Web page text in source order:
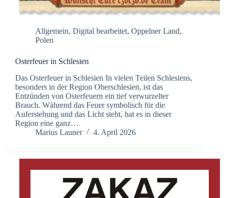
Allgemein, Digital bearbeitet, Oppelner Land,
Polen
Osterfeuer in Schlesien
Das Osterfeuer in Schlesien In vielen Teilen Schlesiens,
besonders in der Region Oberschlesien, ist das
Entzünden von Osterfeuern ein tief verwurzelter
Brauch. Während das Feuer symbolisch für die
Auferstehung und das Licht steht, hat es in dieser
Region eine ganz…
Marius Launer
4. April 2026